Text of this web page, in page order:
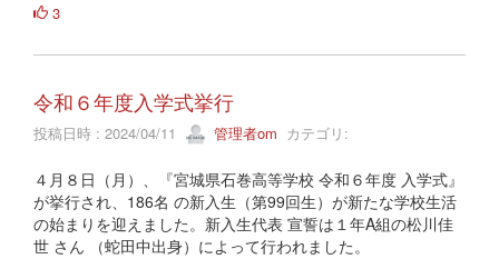
3
令和６年度入学式挙行
投稿日時 : 2024/04/11 管理者om カテゴリ:
４月８日（月）、『宮城県石巻高等学校 令和６年度 入学式』
が挙行され、186名 の新入生（第99回生）が新たな学校生活
の始まりを迎えました。新入生代表 宣誓は１年A組の松川佳
世 さん （蛇田中出身）によって行われました。